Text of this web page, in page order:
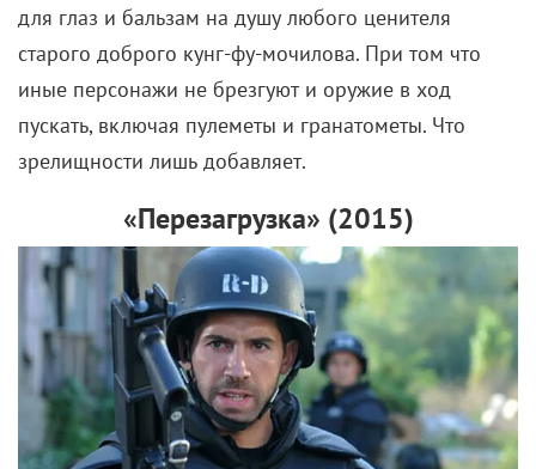
для глаз и бальзам на душу любого ценителя
старого доброго кунг-фу-мочилова. При том что
иные персонажи не брезгуют и оружие в ход
пускать, включая пулеметы и гранатометы. Что
зрелищности лишь добавляет.
«Перезагрузка» (2015)